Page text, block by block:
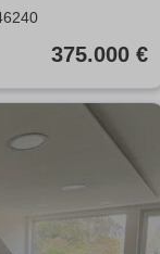
375.000 €